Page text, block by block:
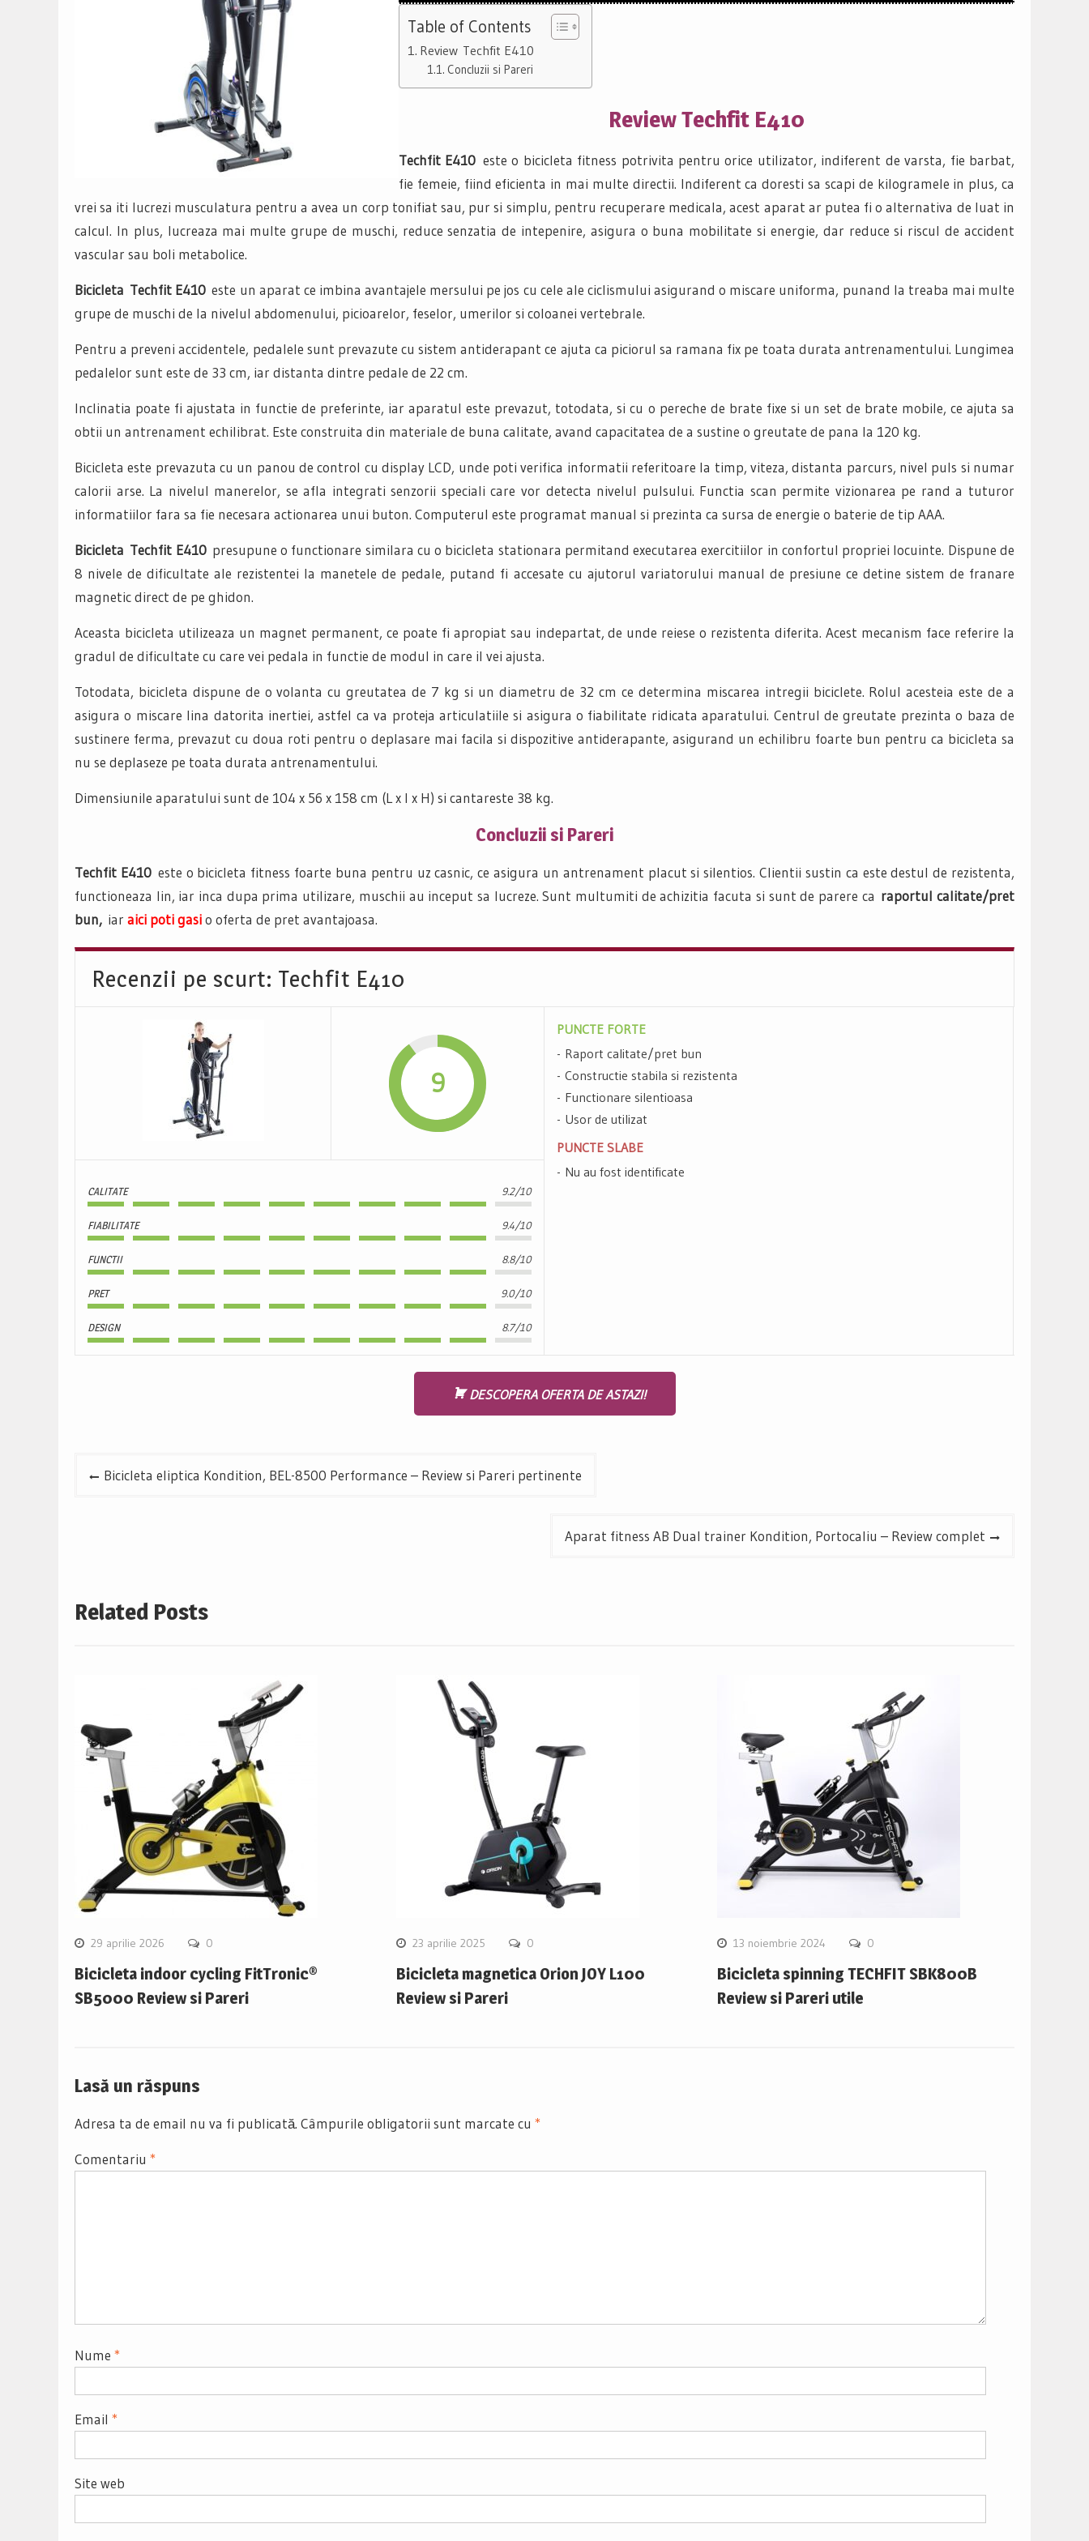
Table of Contents
Review Techfit E410
Concluzii si Pareri
Review Techfit E410
Techfit E410 este o bicicleta fitness potrivita pentru orice utilizator, indiferent de varsta, fie barbat,
fie femeie, fiind eficienta in mai multe directii. Indiferent ca doresti sa scapi de kilogramele in plus, ca
vrei sa iti lucrezi musculatura pentru a avea un corp tonifiat sau, pur si simplu, pentru recuperare medicala, acest aparat ar putea fi o alternativa de luat in
calcul. In plus, lucreaza mai multe grupe de muschi, reduce senzatia de intepenire, asigura o buna mobilitate si energie, dar reduce si riscul de accident
vascular sau boli metabolice.
Bicicleta Techfit E410este un aparat ce imbina avantajele mersului pe jos cu cele ale ciclismului asigurand o miscare uniforma, punand la treaba mai multe
grupe de muschi de la nivelul abdomenului, picioarelor, feselor, umerilor si coloanei vertebrale.
Pentru a preveni accidentele, pedalele sunt prevazute cu sistem antiderapant ce ajuta ca piciorul sa ramana fix pe toata durata antrenamentului. Lungimea
pedalelor sunt este de 33 cm, iar distanta dintre pedale de 22 cm.
Inclinatia poate fi ajustata in functie de preferinte, iar aparatul este prevazut, totodata, si cu o pereche de brate fixe si un set de brate mobile, ce ajuta sa
obtii un antrenament echilibrat. Este construita din materiale de buna calitate, avand capacitatea de a sustine o greutate de pana la 120 kg.
Bicicleta este prevazuta cu un panou de control cu display LCD, unde poti verifica informatii referitoare la timp, viteza, distanta parcurs, nivel puls si numar
calorii arse. La nivelul manerelor, se afla integrati senzorii speciali care vor detecta nivelul pulsului. Functia scan permite vizionarea pe rand a tuturor
informatiilor fara sa fie necesara actionarea unui buton. Computerul este programat manual si prezinta ca sursa de energie o baterie de tip AAA.
Bicicleta Techfit E410 presupune o functionare similara cu o bicicleta stationara permitand executarea exercitiilor in confortul propriei locuinte. Dispune de
8 nivele de dificultate ale rezistentei la manetele de pedale, putand fi accesate cu ajutorul variatorului manual de presiune ce detine sistem de franare
magnetic direct de pe ghidon.
Aceasta bicicleta utilizeaza un magnet permanent, ce poate fi apropiat sau indepartat, de unde reiese o rezistenta diferita. Acest mecanism face referire la
gradul de dificultate cu care vei pedala in functie de modul in care il vei ajusta.
Totodata, bicicleta dispune de o volanta cu greutatea de 7 kg si un diametru de 32 cm ce determina miscarea intregii biciclete. Rolul acesteia este de a
asigura o miscare lina datorita inertiei, astfel ca va proteja articulatiile si asigura o fiabilitate ridicata aparatului. Centrul de greutate prezinta o baza de
sustinere ferma, prevazut cu doua roti pentru o deplasare mai facila si dispozitive antiderapante, asigurand un echilibru foarte bun pentru ca bicicleta sa
nu se deplaseze pe toata durata antrenamentului.
Dimensiunile aparatului sunt de 104 x 56 x 158 cm (L x l x H) si cantareste 38 kg.
Concluzii si Pareri
Techfit E410 este o bicicleta fitness foarte buna pentru uz casnic, ce asigura un antrenament placut si silentios. Clientii sustin ca este destul de rezistenta,
functioneaza lin, iar inca dupa prima utilizare, muschii au inceput sa lucreze. Sunt multumiti de achizitia facuta si sunt de parere ca raportul calitate/pret
bun, iar aici poti gasio oferta de pret avantajoasa.
Recenzii pe scurt: Techfit E410
9
CALITATE 9.2/10
FIABILITATE 9.4/10
FUNCTII 8.8/10
PRET 9.0/10
DESIGN 8.7/10
PUNCTE FORTE
Raport calitate/pret bun
Constructie stabila si rezistenta
Functionare silentioasa
Usor de utilizat
PUNCTE SLABE
Nu au fost identificate
DESCOPERA OFERTA DE ASTAZI!
Navigare
Bicicleta eliptica Kondition, BEL-8500 Performance – Review si Pareri pertinente
Aparat fitness AB Dual trainer Kondition, Portocaliu – Review complet
Related Posts
29 aprilie 2026 0
Bicicleta indoor cycling FitTronic®
SB5000 Review si Pareri
23 aprilie 2025 0
Bicicleta magnetica Orion JOY L100
Review si Pareri
13 noiembrie 2024 0
Bicicleta spinning TECHFIT SBK800B
Review si Pareri utile
Lasă un răspuns
Adresa ta de email nu va fi publicată. Câmpurile obligatorii sunt marcate cu *
Comentariu *
Nume *
Email *
Site web